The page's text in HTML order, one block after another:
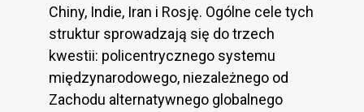
Chiny, Indie, Iran i Rosję. Ogólne cele tych
struktur sprowadzają się do trzech
kwestii: policentrycznego systemu
międzynarodowego, niezależnego od
Zachodu alternatywnego globalnego